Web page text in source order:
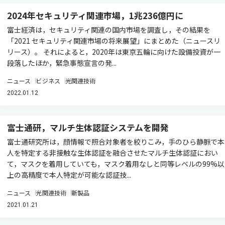
2024年セキュリティ関連市場，1兆236億円に
富士経済は，セキュリティ関連の国内市場を調査し，その結果を
「2021 セキュリティ関連市場の将来展望」にまとめた（ニュースリ
リース）。 それによると，2020年は東京五輪に向けた設備投資が一
段落したほか，緊急事態宣言の発...
ニュース ビジネス 光関連技術
2022.01.12
富士通研，マルチ生体認証システムを開発
富士通研究所は，顔情報で照合対象者を絞りこみ，手のひら静脈で本
人を特定する非接触な生体認証を融合させたマルチ生体認証におい
て，マスクを着用していても，マスク着用なしと同等レベルの99%以
上の高精度で本人特定が可能な認証技...
ニュース 光関連技術 新製品
2021.01.21